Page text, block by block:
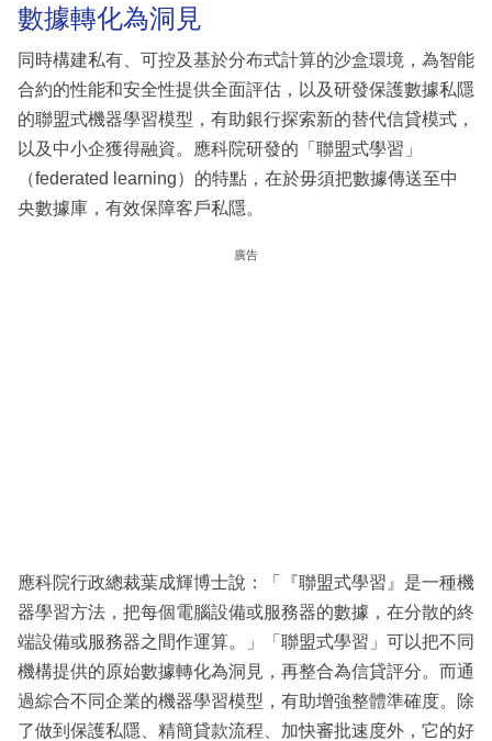
數據轉化為洞見
同時構建私有、可控及基於分布式計算的沙盒環境，為智能
合約的性能和安全性提供全面評估，以及研發保護數據私隱
的聯盟式機器學習模型，有助銀行探索新的替代信貸模式，
以及中小企獲得融資。應科院研發的「聯盟式學習」
（federated learning）的特點，在於毋須把數據傳送至中
央數據庫，有效保障客戶私隱。
廣告
應科院行政總裁葉成輝博士說：「『聯盟式學習』是一種機
器學習方法，把每個電腦設備或服務器的數據，在分散的終
端設備或服務器之間作運算。」「聯盟式學習」可以把不同
機構提供的原始數據轉化為洞見，再整合為信貸評分。而通
過綜合不同企業的機器學習模型，有助增強整體準確度。除
了做到保護私隱、精簡貸款流程、加快審批速度外，它的好